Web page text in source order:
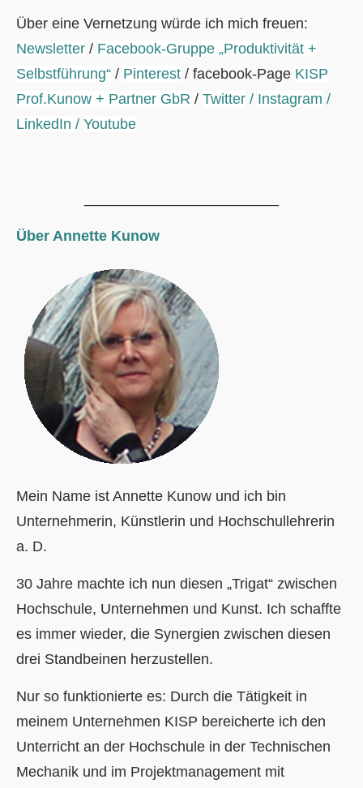
Über eine Vernetzung würde ich mich freuen:
Newsletter / Facebook-Gruppe „Produktivität +
Selbstführung“ / Pinterest / facebook-Page KISP
Prof.Kunow + Partner GbR / Twitter / Instagram /
LinkedIn / Youtube
Über Annette Kunow
Mein Name ist Annette Kunow und ich bin
Unternehmerin, Künstlerin und Hochschullehrerin
a. D.
30 Jahre machte ich nun diesen „Trigat“ zwischen
Hochschule, Unternehmen und Kunst. Ich schaffte
es immer wieder, die Synergien zwischen diesen
drei Standbeinen herzustellen.
Nur so funktionierte es: Durch die Tätigkeit in
meinem Unternehmen KISP bereicherte ich den
Unterricht an der Hochschule in der Technischen
Mechanik und im Projektmanagement mit